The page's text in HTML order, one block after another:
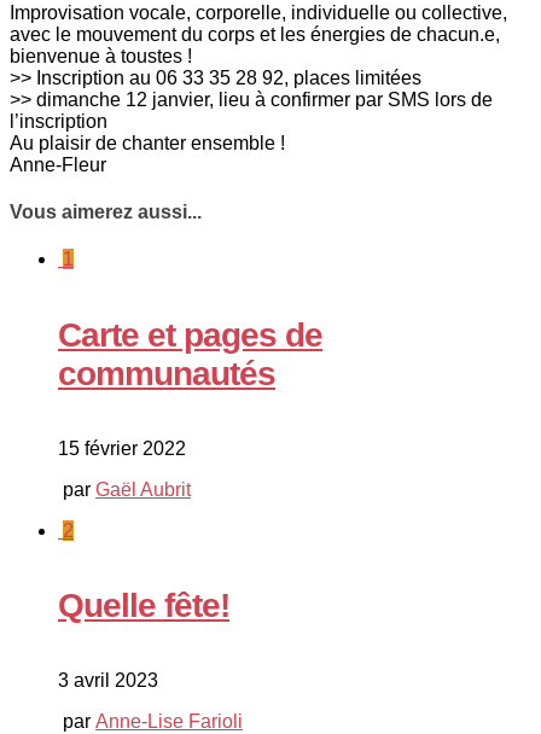
Improvisation vocale, corporelle, individuelle ou collective,
avec le mouvement du corps et les énergies de chacun.e,
bienvenue à toustes !
>> Inscription au 06 33 35 28 92, places limitées
>> dimanche 12 janvier, lieu à confirmer par SMS lors de
l’inscription
Au plaisir de chanter ensemble !
Anne-Fleur
Vous aimerez aussi...
1
Carte et pages de
communautés
15 février 2022
par Gaël Aubrit
2
Quelle fête!
3 avril 2023
par Anne-Lise Farioli